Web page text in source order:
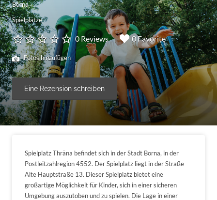
Borna
Spielplätze
0 Reviews 0 Favorite
Fotos hinzufügen
Eine Rezension schreiben
Spielplatz Thräna befindet sich in der Stadt Borna, in der
Postleitzahlregion 4552. Der Spielplatz liegt in der Straße
Alte Hauptstraße 13. Dieser Spielplatz bietet eine
großartige Möglichkeit für Kinder, sich in einer sicheren
Umgebung auszutoben und zu spielen. Die Lage in einer